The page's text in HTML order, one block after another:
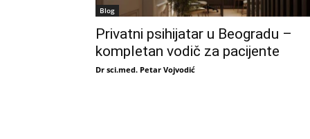
Blog
Privatni psihijatar u Beogradu –
kompletan vodič za pacijente
Dr sci.med. Petar Vojvodić